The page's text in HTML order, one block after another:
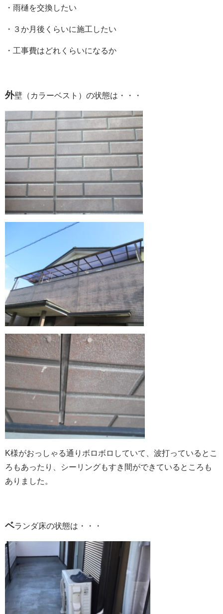
・雨樋を交換したい
・３か月後くらいに施工したい
・工事費はどれくらいになるか
外壁（カラーベスト）の状態は・・・
K様がおっしゃる通りボロボロしていて、波打っているとこ
ろもあったり、シーリングもすき間ができているところも
ありました。
ベランダ床の状態は・・・